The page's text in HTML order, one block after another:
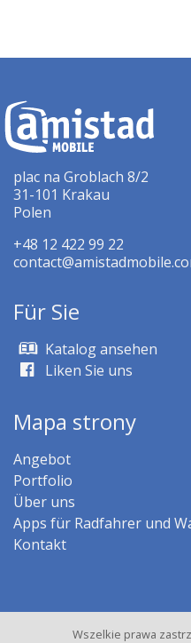
plac na Groblach 8/2
31-101 Krakau
Polen
+48 12 422 99 22
Für Sie
Katalog ansehen
Liken Sie uns
Mapa strony
Angebot
Portfolio
Über uns
Apps für Radfahrer und
Kontakt
Wszelkie prawa